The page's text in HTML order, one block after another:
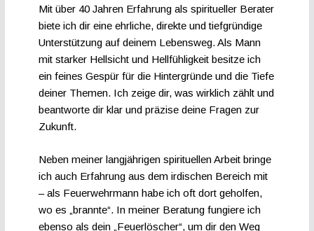
Mit über 40 Jahren Erfahrung als spiritueller Berater
biete ich dir eine ehrliche, direkte und tiefgründige
Unterstützung auf deinem Lebensweg. Als Mann
mit starker Hellsicht und Hellfühligkeit besitze ich
ein feines Gespür für die Hintergründe und die Tiefe
deiner Themen. Ich zeige dir, was wirklich zählt und
beantworte dir klar und präzise deine Fragen zur
Zukunft.
Neben meiner langjährigen spirituellen Arbeit bringe
ich auch Erfahrung aus dem irdischen Bereich mit
– als Feuerwehrmann habe ich oft dort geholfen,
wo es „brannte“. In meiner Beratung fungiere ich
ebenso als dein „Feuerlöscher“, um dir den Weg